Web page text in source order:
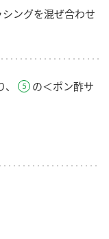
ングを混ぜ合わせ
の＜ポン酢サ